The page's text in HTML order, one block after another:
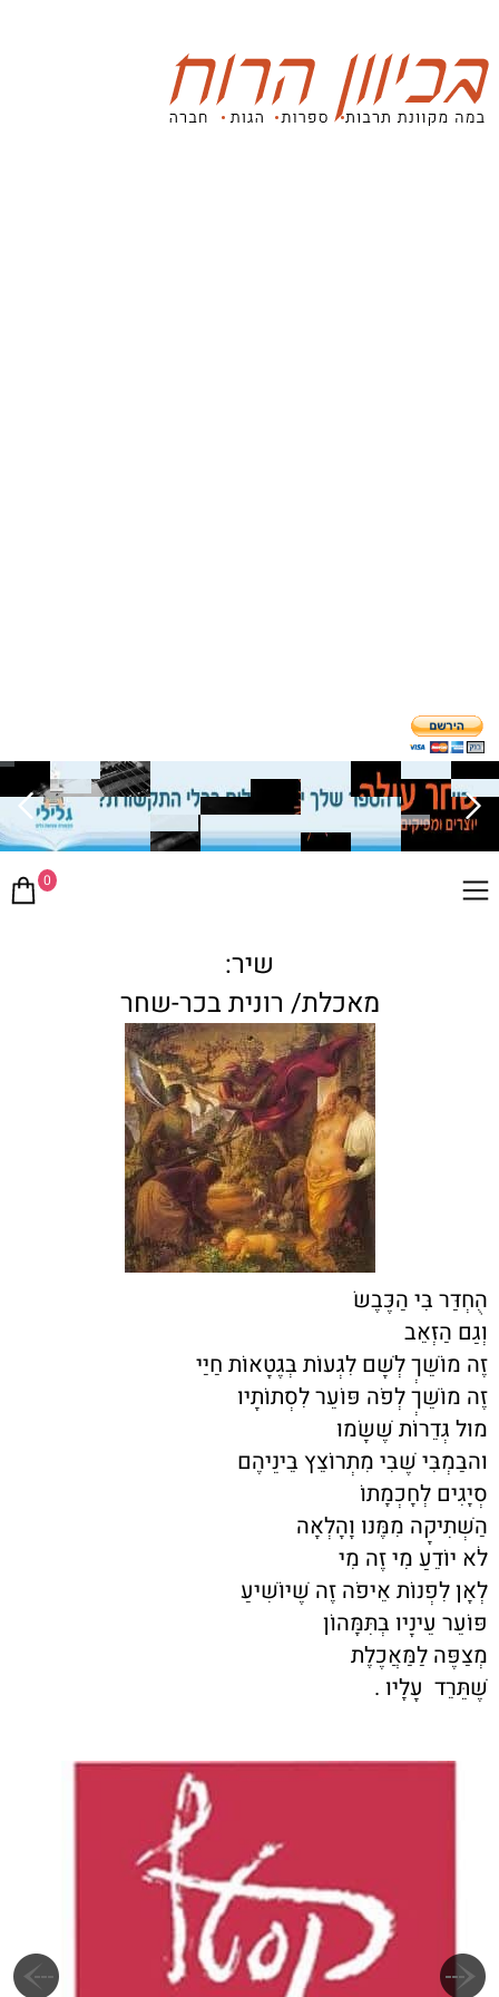
0
שיר:
מאכלת/ רונית בכר-שחר
הֻחְדַּר בִּי הַכֶּבֶשׂ
וְגַם הַזְּאֵב
זֶה מוֹשֵׁךְ לְשָׁם לִגְעוֹת בְּגֶטָאוֹת חַיַּי
זֶה מוֹשֵׁךְ לְפֹה פּוֹעֵר לִסְתוֹתָיו
מוּל גְּדֵרוֹת שֶׁשָּׂמוּ
והבַּמְבִּי שֶׁבִּי מִתְרוֹצֵץ בֵּינֵיהֶם
סְיָגִים לְחָכְמָתוֹ
הַשְּׁתִיקָה מִמֶּנּוּ וָהָלְאָה
לֹא יוֹדֵעַ מִי זֶה מִי
לְאָן לִפְנוֹת אֵיפֹה זֶה שֶׁיּוֹשִׁיעַ
פּוֹעֵר עֵינָיו בְּתִּמָּהוֹן
מְצַפֶּה לַמַּאֲכֶלֶת
שֶׁתֵּרֵד עָלָיו .